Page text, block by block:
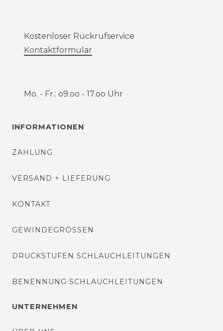
Kostenloser Rückrufservice
Kontaktformular
Mo. - Fr.: o9.oo - 17.oo Uhr
INFORMATIONEN
ZAHLUNG
VERSAND + LIEFERUNG
KONTAKT
GEWINDEGRÖSSEN
DRUCKSTUFEN SCHLAUCHLEITUNGEN
BENENNUNG SCHLAUCHLEITUNGEN
UNTERNEHMEN